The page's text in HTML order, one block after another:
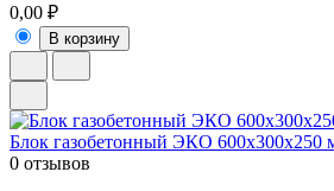
0,00 ₽
В корзину
Блок газобетонный ЭКО 600x300x250
0 отзывов